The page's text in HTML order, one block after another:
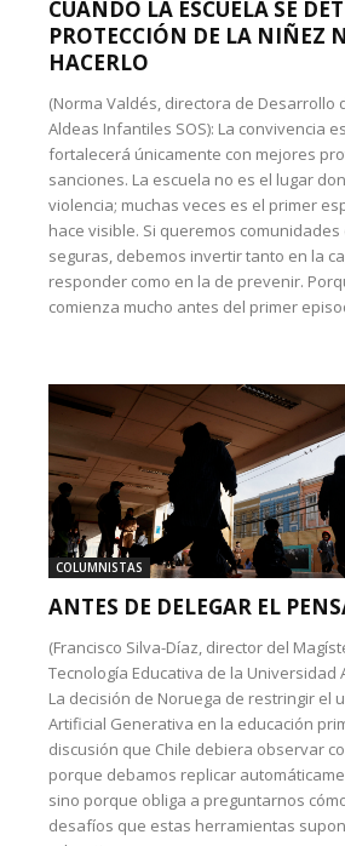
CUANDO LA ESCUELA SE
PROTECCIÓN DE LA NIÑEZ
HACERLO
(Norma Valdés, directora de Desarrollo
Aldeas Infantiles SOS): La convivencia
fortalecerá únicamente con mejores
sanciones. La escuela no es el lugar
violencia; muchas veces es el primer
hace visible. Si queremos
seguras, debemos invertir tanto en la
responder como en la de prevenir.
comienza mucho antes del primer
COLUMNISTAS
ANTES DE DELEGAR EL
(Francisco Silva-Díaz, director del
Tecnología Educativa de la Universidad
La decisión de Noruega de restringir el
Artificial Generativa en la educación
discusión que Chile debiera observar
porque debamos replicar
sino porque obliga a preguntarnos
desafíos que estas herramientas